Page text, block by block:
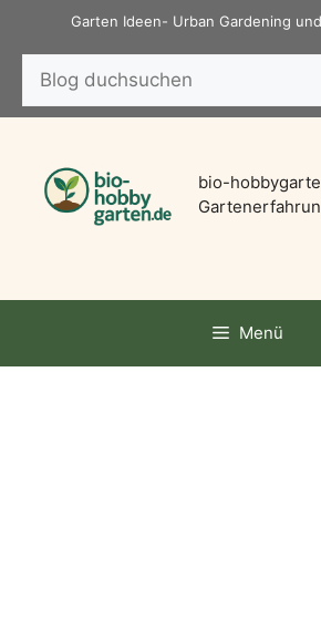
springen
Garten Ideen- Urban Gardening
bio-
Menü